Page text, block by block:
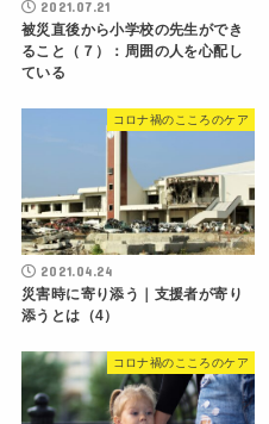
2021.07.21
被災直後から小学校の先生ができ
ること（７）：周囲の人を心配し
ている
コロナ禍のこころのケア
2021.04.24
災害時に寄り添う｜支援者が寄り
添うとは（4）
コロナ禍のこころのケア